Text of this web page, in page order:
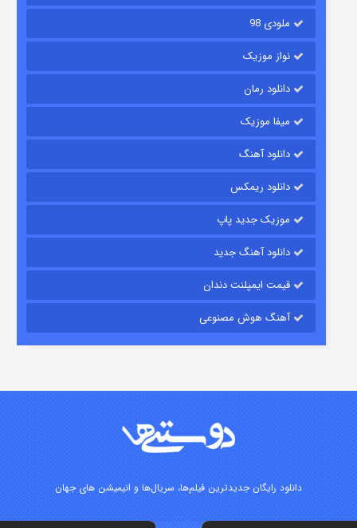
قسمت
شوگر فصل ۲
ملودی 98
نواز موزیک
دانلود رمان
میفا موزیک
دانلود آهنگ
دانلود ریمکس
موزیک جدید پاپ
دانلود آهنگ جدید
قیمت ایمپلنت دندان
آهنگ هوش مصنوعی
دانلود رایگان جدیدترین فیلم‌ها، سریال‌ها و انیمیشن های جهان